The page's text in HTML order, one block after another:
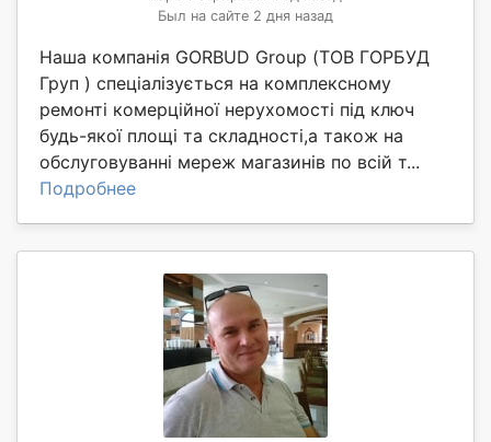
Был на сайте 2 дня назад
Наша компанія GORBUD Group (ТОВ ГОРБУД
Груп ) спеціалізується на комплексному
ремонті комерційної нерухомості під ключ
будь-якої площі та складності,а також на
обслуговуванні мереж магазинів по всій т...
Подробнее